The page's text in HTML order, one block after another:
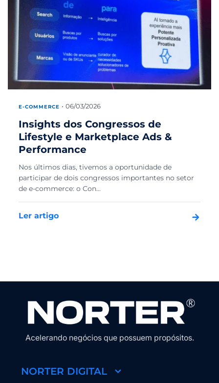
E-COMMERCE 06/03/2026
Insights dos Congressos de
Lifestyle e Marketplace Ads &
Performance
Nos últimos dias, tivemos a oportunidade de
participar de dois congressos importantes no setor
de e-commerce: o Con...
Ler artigo
Acelerando negócios que possuem propósitos.
NORTER DIGITAL